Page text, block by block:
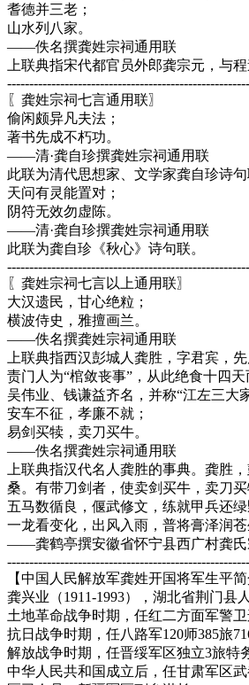
耆德并三老；
山水列八家。
——佚名撰龚姓宗祠通用联
上联典指宋代都官员外郎龚宗元，与
〖龚姓宗祠七言通用联〗
偷闲颇异凡夫法；
著书先成不朽功。
——清·龚自珍撰龚姓宗祠通用联
此联为清代思想家、文学家龚自珍诗句
天问有灵能置对；
阴符无效勿虚陈。
——清·龚自珍撰龚姓宗祠通用联
此联为龚自珍《秋心》诗句联。
〖龚姓宗祠七言以上通用联〗
大汉遗民，甘心绝粒；
横波侍史，雅擅画兰。
——佚名撰龚姓宗祠通用联
上联典指西汉彭城人龚胜，字君宾，
责门人为“棺敛丧事”，从此绝食十四
吴伟业、钱谦益齐名，并称“江左三大
安车不征，孝廉不就；
易剑买犊，卖刀买牛。
——佚名撰龚姓宗祠通用联
上联典指汉代名人龚胜的事典。龚胜
桑。有带刀剑者，使卖剑买牛，卖刀买
五马数循良，偃武修文，练就甲兵还绿
一龙看变化，出风入雨，普将膏泽润苍
——龚鹤亭撰安徽省怀宁县西广村龚氏
【中国人民解放军龚姓开国将军生平
龚兴业（1911-1993），湖北省荆门县
土地革命战争时期，任红二方面军警
抗日战争时期，任八路军120师385旅
解放战争时期，任晋绥军区独立3旅特
中华人民共和国成立后，任甘肃军区